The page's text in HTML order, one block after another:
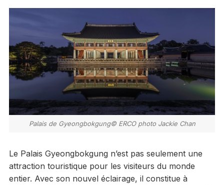
Palais de Gyeongbokgung© ERCO photo Jackie Chan
Le Palais Gyeongbokgung n’est pas seulement une
attraction touristique pour les visiteurs du monde
entier. Avec son nouvel éclairage, il constitue à